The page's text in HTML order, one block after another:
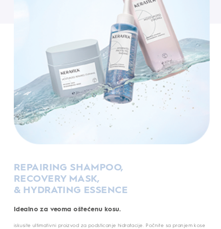
REPAIRING SHAMPOO,
RECOVERY MASK,
& HYDRATING ESSENCE
Idealno za veoma oštećenu kosu.
iskusite ultimativni proizvod za podsticanje hidratacije. Počnite sa pranjem kose